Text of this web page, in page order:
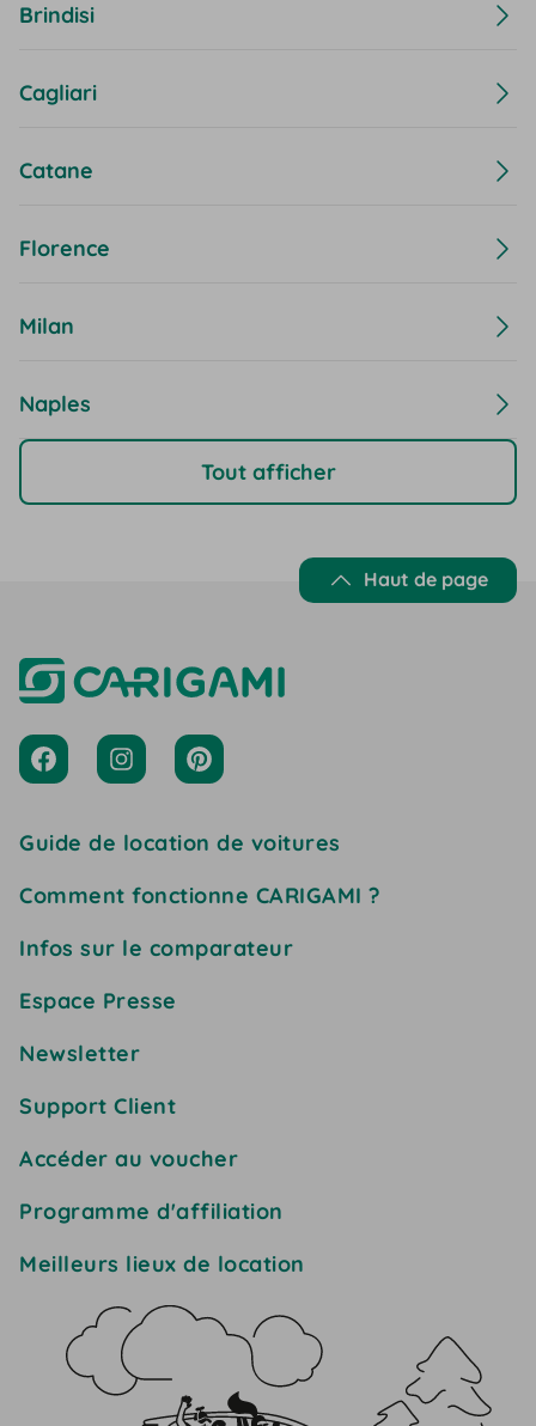
Brindisi
Cagliari
Catane
Florence
Milan
Naples
Tout afficher
Haut de page
Guide de location de voitures
Comment fonctionne CARIGAMI ?
Infos sur le comparateur
Espace Presse
Newsletter
Support Client
Accéder au voucher
Programme d'affiliation
Meilleurs lieux de location